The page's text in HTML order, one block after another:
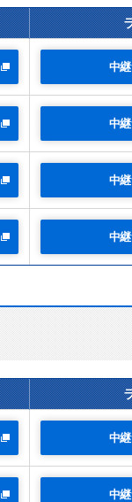
中
中
中
中
中
中